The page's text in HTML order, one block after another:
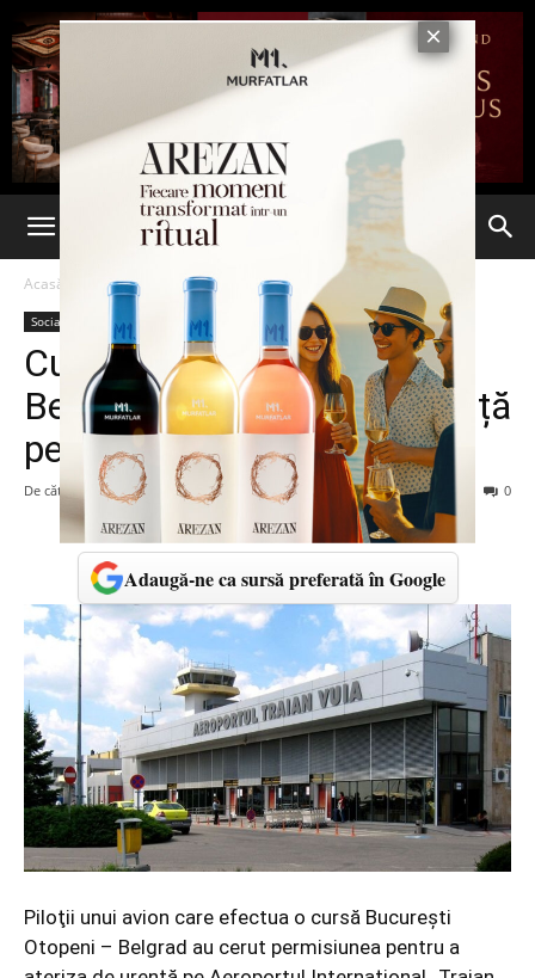
Acasă Social
Social
Cursa aeriană București-
Belrgrad, aterizare de urgență
pe aeroportul din Timișoara
De către 13 mai 2016 0
Adaugă-ne ca sursă preferată în Google
Piloţii unui avion care efectua o cursă Bucureşti
Otopeni – Belgrad au cerut permisiunea pentru a